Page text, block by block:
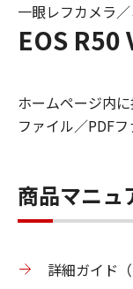
EOS
一眼レフカメラ
ホームページ内
ファイル／PDFフ
商品マニュ
詳細ガイド